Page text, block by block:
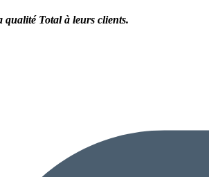
qualité Total à leurs clients.